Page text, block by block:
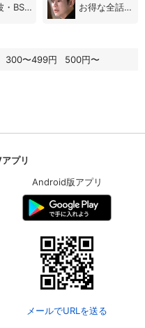
地上波・BS放送（韓国ドラマ） お得な全話パック
300〜499円 500円〜
プリ
Android版アプリ
メールでURLを送る